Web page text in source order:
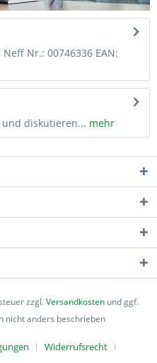
Nr.: 00746336 EAN:
diskutieren... mehr
zzgl.Versandkosten und ggf.
nicht anders beschrieben
Widerrufsrecht